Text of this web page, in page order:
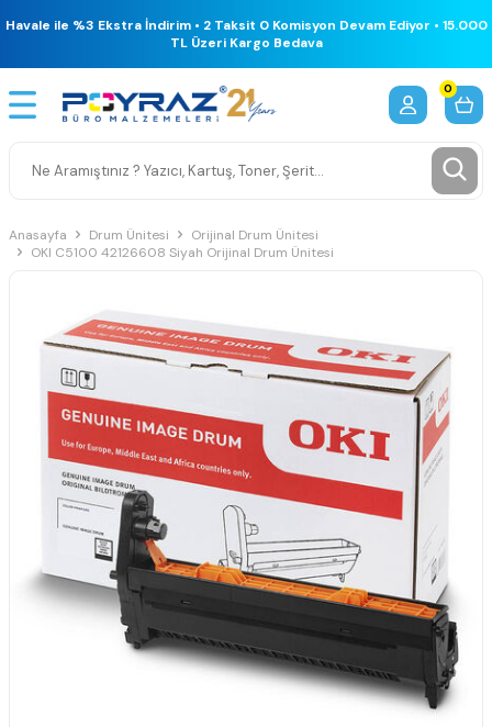
Havale ile %3 Ekstra İndirim • 2 Taksit 0 Komisyon Devam Ediyor • 15.000
TL Üzeri Kargo Bedava
0
Anasayfa Drum Ünitesi
Orijinal Drum Ünitesi
OKI C5100 42126608 Siyah Orijinal Drum Ünitesi